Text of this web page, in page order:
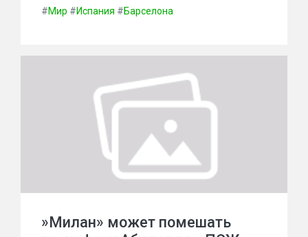
#Мир #Испания #Барселона
»Милан» может помешать